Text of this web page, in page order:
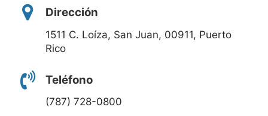
Dirección
1511 C. Loíza, San Juan, 00911, Puerto
Rico
Teléfono
(787) 728-0800